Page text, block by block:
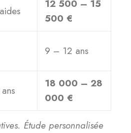
12 500 – 15
500 €
9 – 12 ans
18 000 – 28
000 €
Étude personnalisée